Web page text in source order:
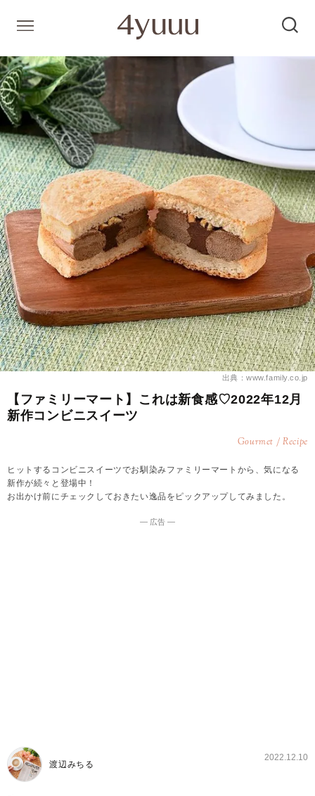
出典：www.family.co.jp
【ファミリーマート】これは新食感♡2022年12月
新作コンビニスイーツ
Gourmet / Recipe
ヒットするコンビニスイーツでお馴染みファミリーマートから、気になる
新作が続々と登場中！
お出かけ前にチェックしておきたい逸品をピックアップしてみました。
― 広告 ―
渡辺みちる
2022.12.10